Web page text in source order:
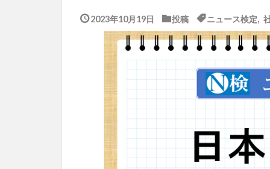
2023年10月19日 投稿 ニュース検定